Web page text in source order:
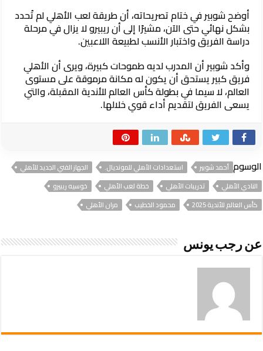
أوضح شوبير في ختام تصريحاته، أن طريقة لعب الأهلي لم تُحدد
بشكل نهائي حتى الآن، مشيرًا إلى أن ريبيرو لا يزال في مرحلة
دراسة الفريق واختبار الأنسب لطبيعة اللاعبين.
وأكد شوبير أن المدرب لديه طموحات كبيرة، ويرى أن الأهلي
فريق كبير يستحق أن يكون له مكانة مرموقة على مستوى
العالم، لا سيما في بطولة كأس العالم للأندية المقبلة، والتي
يسعى الفريق لتقديم أداء قوي خلالها.
الوسوم أحمد شوبير استعدادات الأهلي للمونديال.
الجهاز الفني الجديد للأهلي
النادي الأهلي
تدريبات الأهلي خطة لعب الأهلي
خوسيه ريبيرو
كأس العالم للأندية 2025
محمود الخطيب مران الأهلي
عن رجب يونس